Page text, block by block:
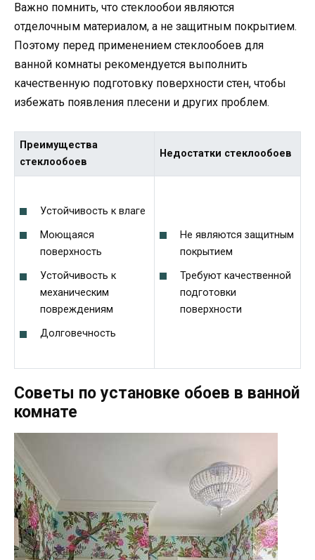
Важно помнить, что стеклообои являются
отделочным материалом, а не защитным покрытием.
Поэтому перед применением стеклообоев для
ванной комнаты рекомендуется выполнить
качественную подготовку поверхности стен, чтобы
избежать появления плесени и других проблем.
Преимущества
стеклообоев
Недостатки стеклообоев
Устойчивость к влаге
Моющаяся
поверхность
Устойчивость к
механическим
повреждениям
Долговечность
Не являются защитным
покрытием
Требуют качественной
подготовки
поверхности
Советы по установке обоев в ванной
комнате